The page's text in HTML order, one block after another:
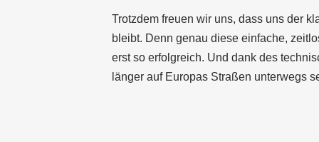
Trotzdem freuen wir uns, dass uns der
bleibt. Denn genau diese einfache,
erst so erfolgreich. Und dank des
länger auf Europas Straßen unterwegs